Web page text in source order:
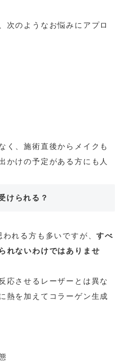
次のようなお悩みにアプロ
く、施術直後からメイクも
かけの予定がある方にも人
けられる？
われる方も多いですが、すべ
れないわけではありませ
応させるレーザーとは異な
熱を加えてコラーゲン生成